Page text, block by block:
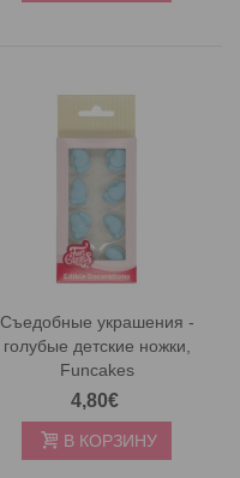
Съедобные украшения -
голубые детские ножки,
Funcakes
4,80€
В КОРЗИНУ